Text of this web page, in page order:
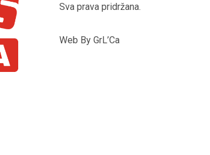
Sva prava pridržana.
Web By GrL’Ca